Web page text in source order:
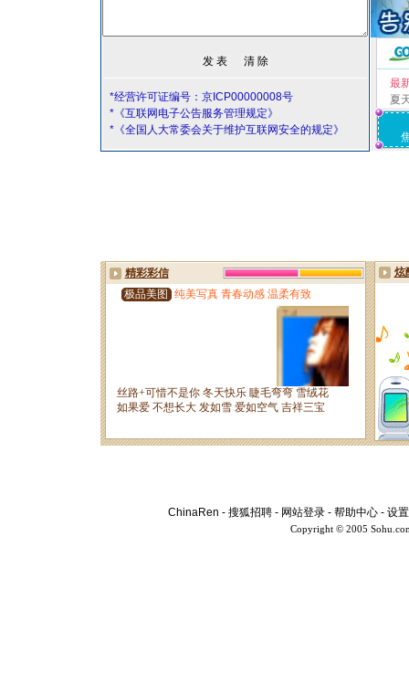
*经营许可证编号：京ICP00000008号
*《互联网电子公告服务管理规定》
*《全国人大常委会关于维护互联网安全的规定》
最
夏
ChinaRen - 搜狐招聘 - 网站登录 - 帮助中心 - 设
Copyright © 2005